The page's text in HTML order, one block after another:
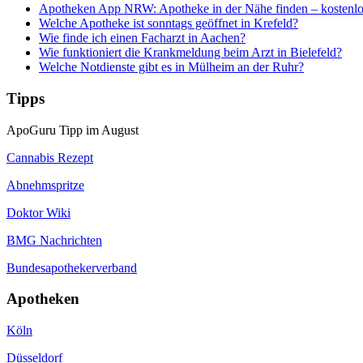
Apotheken App NRW: Apotheke in der Nähe finden –
Welche Apotheke ist sonntags geöffnet in Krefeld?
Wie finde ich einen Facharzt in Aachen?
Wie funktioniert die Krankmeldung beim Arzt in Bielefeld?
Welche Notdienste gibt es in Mülheim an der Ruhr?
Tipps
ApoGuru Tipp im August
Cannabis Rezept
Abnehmspritze
Doktor Wiki
BMG Nachrichten
Bundesapothekerverband
Apotheken
Köln
Düsseldorf